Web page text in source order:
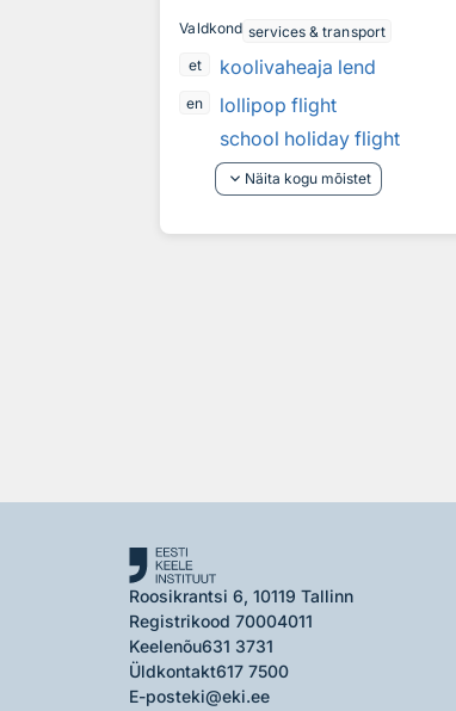
Valdkond services & transport
et
koolivaheaja lend
en
lollipop flight
school holiday flight
keyboard_arrow_down Näita kogu mõistet
Roosikrantsi 6, 10119 Tallinn
Registrikood 70004011
Keelenõu631 3731
Üldkontakt617 7500
E-posteki@eki.ee